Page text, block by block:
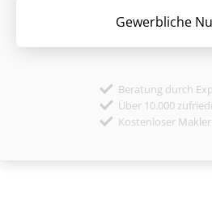
Gewerbliche
Beratung durch
Über 10.000
Kostenloser